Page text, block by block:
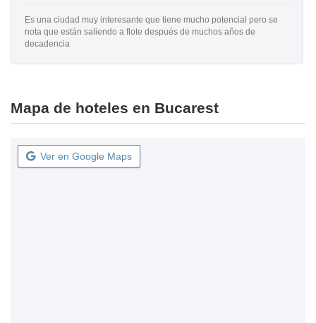
Es una ciudad muy interesante que tiene mucho potencial pero se
nota que están saliendo a flote después de muchos años de
decadencia
Mapa de hoteles en Bucarest
Ver en Google Maps